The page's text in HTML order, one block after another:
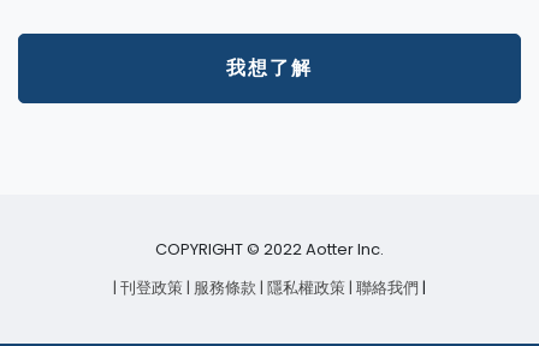
我想了解
COPYRIGHT © 2022 Aotter Inc.
| 刊登政策| 服務條款 | 隱私權政策| 聯絡我們 |